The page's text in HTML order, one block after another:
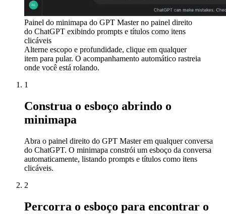
Painel do minimapa do GPT Master no painel direito
do ChatGPT exibindo prompts e títulos como itens
clicáveis
Alterne escopo e profundidade, clique em qualquer
item para pular. O acompanhamento automático rastreia
onde você está rolando.
1
Construa o esboço abrindo o
minimapa
Abra o painel direito do GPT Master em qualquer conversa
do ChatGPT. O minimapa constrói um esboço da conversa
automaticamente, listando prompts e títulos como itens
clicáveis.
2
Percorra o esboço para encontrar o